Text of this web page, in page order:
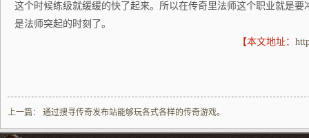
这个时候练级就缓缓的快了起来。所以在传奇里法师这个职业就是要
是法师突起的时刻了。
【本文地址：
上一篇： 通过搜寻传奇发布站能够玩各式各样的传奇游戏。